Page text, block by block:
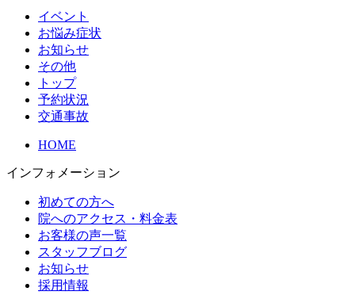
イベント
お悩み症状
お知らせ
その他
トップ
予約状況
交通事故
HOME
インフォメーション
初めての方へ
院へのアクセス・料金表
お客様の声一覧
スタッフブログ
お知らせ
採用情報